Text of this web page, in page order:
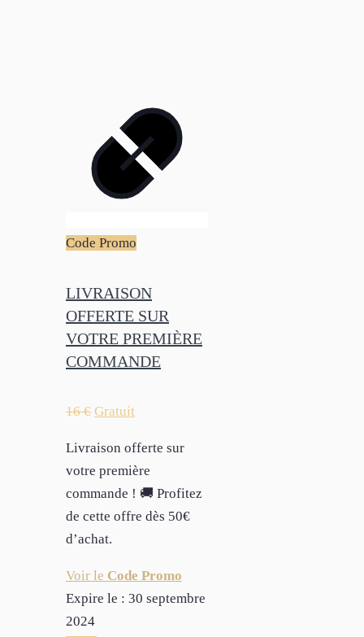
Code Promo
LIVRAISON
OFFERTE SUR
VOTRE PREMIÈRE
COMMANDE
16€ Gratuit
Livraison offerte sur
votre première
commande ! 🚚 Profitez
de cette offre dès 50€
d’achat.
Voir le Code Promo
Expire le : 30 septembre
2024